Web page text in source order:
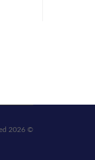
© 2026 Investgate all rights reserved